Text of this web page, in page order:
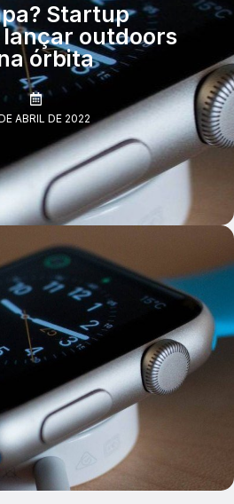
Startup
outdoors
órbita
ABRIL DE 2022